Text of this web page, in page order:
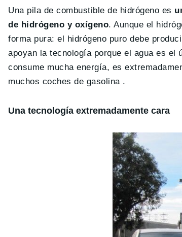
Una pila de combustible de hidrógeno es
de hidrógeno y oxígeno. Aunque el
forma pura: el hidrógeno puro debe
apoyan la tecnología porque el agua es el
consume mucha energía, es
muchos coches de gasolina .
Una tecnología extremadamente cara